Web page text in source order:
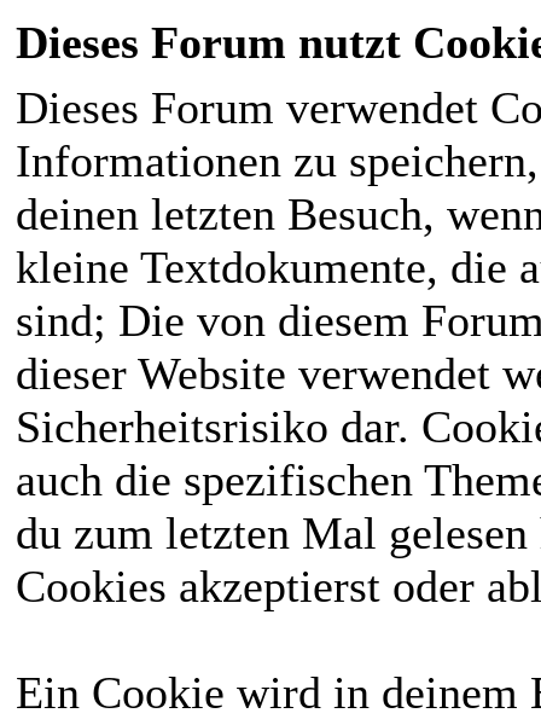
Dieses Forum nutzt
Dieses Forum verwendet
Informationen zu
deinen letzten Besuch,
kleine Textdokumente, die
sind; Die von diesem
dieser Website verwendet
Sicherheitsrisiko dar.
auch die spezifischen
du zum letzten Mal
Cookies akzeptierst oder
Ein Cookie wird in deinem